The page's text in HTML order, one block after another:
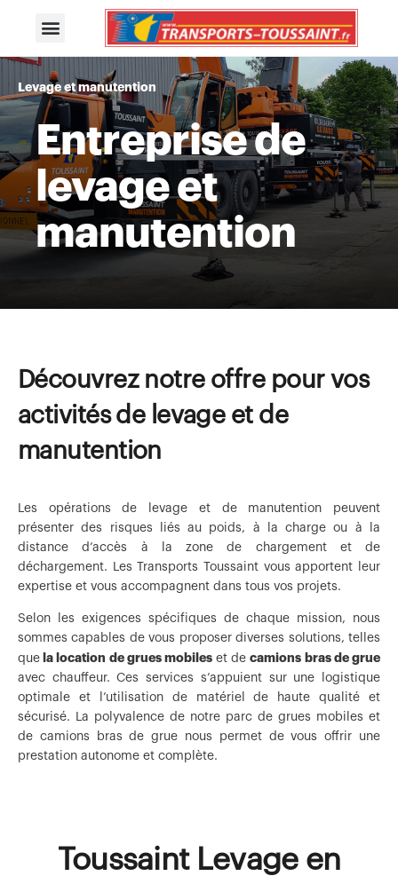
Levage et manutention
Entreprise de
levage et
manutention
Découvrez notre offre pour vos
activités de levage et de
manutention
Les opérations de levage et de manutention peuvent
présenter des risques liés au poids, à la charge ou à la
distance d’accès à la zone de chargement et de
déchargement. Les Transports Toussaint vous apportent leur
expertise et vous accompagnent dans tous vos projets.
Selon les exigences spécifiques de chaque mission, nous
sommes capables de vous proposer diverses solutions, telles
que la location de grues mobileset decamions bras de grue
avec chauffeur. Ces services s’appuient sur une logistique
optimale et l’utilisation de matériel de haute qualité et
sécurisé. La polyvalence de notre parc de grues mobiles et
de camions bras de grue nous permet de vous offrir une
prestation autonome et complète.
Toussaint Levage en